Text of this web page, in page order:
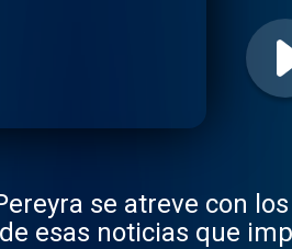
se atreve con
esas noticias que